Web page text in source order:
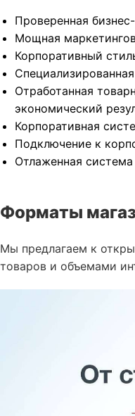
Проверенная
Мощная
Корпоративный
Отработанная
экономический
Корпоративная
Подключение к
Отлаженная
Форматы
Мы предлагаем к
товаров и объемами